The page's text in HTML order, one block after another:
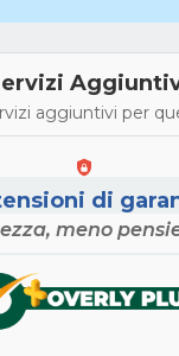
aggiuntivi per
di
meno